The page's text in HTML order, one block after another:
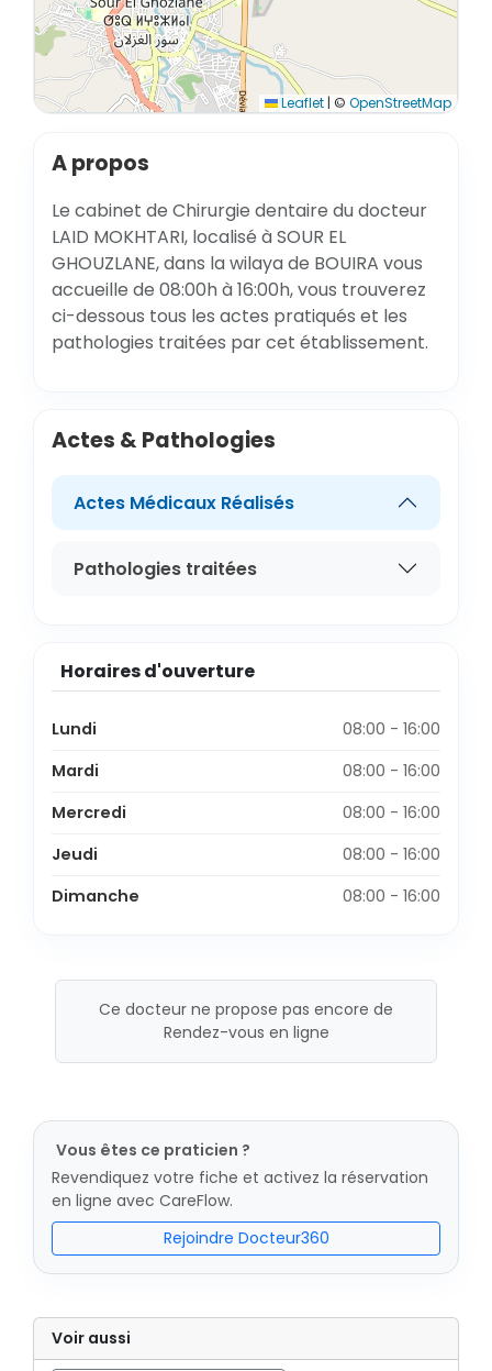
Leaflet | © OpenStreetMap
A propos
Le cabinet de Chirurgie dentaire du docteur
LAID MOKHTARI, localisé à SOUR EL
GHOUZLANE, dans la wilaya de BOUIRA vous
accueille de 08:00h à 16:00h, vous trouverez
ci-dessous tous les actes pratiqués et les
pathologies traitées par cet établissement.
Actes & Pathologies
Actes Médicaux Réalisés
Pathologies traitées
Horaires d'ouverture
Lundi
08:00 - 16:00
Mardi
08:00 - 16:00
Mercredi
08:00 - 16:00
Jeudi
08:00 - 16:00
Dimanche
08:00 - 16:00
Ce docteur ne propose pas encore de
Rendez-vous en ligne
Vous êtes ce praticien ?
Revendiquez votre fiche et activez la réservation
en ligne avec CareFlow.
Rejoindre Docteur360
Voir aussi